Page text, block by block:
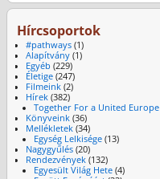
Hírcsoportok
#pathways(1)
Alapítvány(1)
Egyéb (229)
Életige(247)
Filmeink(2)
Hírek(382)
Together For a United Europe
Könyveink(36)
Mellékletek(34)
Egység Lelkisége (13)
Nagygyűlés(20)
Rendezvények(132)
Egyesült Világ Hete (4)